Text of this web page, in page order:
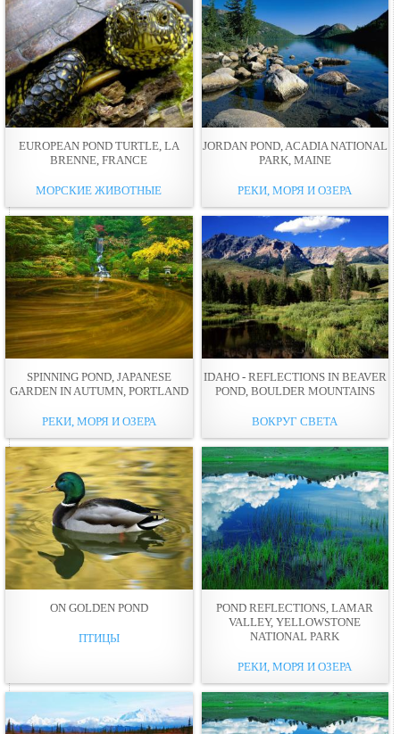
EUROPEAN POND TURTLE, LA
BRENNE, FRANCE
МОРСКИЕ ЖИВОТНЫЕ
JORDAN POND, ACADIA NATIONAL
PARK, MAINE
РЕКИ, МОРЯ И ОЗЕРА
SPINNING POND, JAPANESE
GARDEN IN AUTUMN, PORTLAND
РЕКИ, МОРЯ И ОЗЕРА
IDAHO - REFLECTIONS IN BEAVER
POND, BOULDER MOUNTAINS
ВОКРУГ СВЕТА
ON GOLDEN POND
ПТИЦЫ
POND REFLECTIONS, LAMAR
VALLEY, YELLOWSTONE
NATIONAL PARK
РЕКИ, МОРЯ И ОЗЕРА